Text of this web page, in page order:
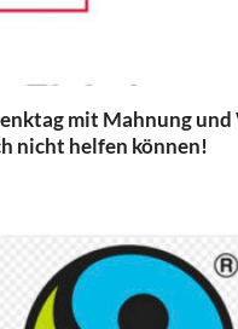
mit Mahnung und
nicht helfen können!